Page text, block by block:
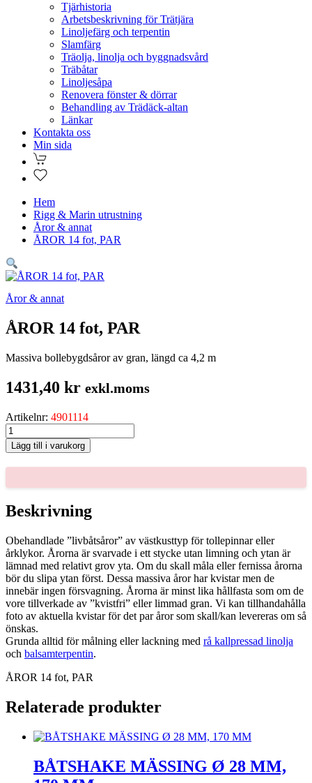
Tjärhistoria
Arbetsbeskrivning för Trätjära
Linoljefärg och terpentin
Slamfärg
Träolja, linolja och byggnadsvård
Träbåtar
Linoljesåpa
Renovera fönster & dörrar
Behandling av Trädäck-altan
Länkar
Kontakta oss
Min sida
Hem
Rigg & Marin utrustning
Åror & annat
ÅROR 14 fot, PAR
Åror & annat
ÅROR 14 fot, PAR
Massiva bollebygdsåror av gran, längd ca 4,2 m
1431,40 kr exkl.moms
Artikelnr: 4901114
ÅROR
14
fot,
PAR
Lägg till i varukorg
Beskrivning
Obehandlade ”livbåtsåror” av västkusttyp för tollepinnar eller
årklykor. Årorna är svarvade i ett stycke utan limning och ytan är
lämnad med relativt grov yta. Om du skall måla eller fernissa årorna
bör du slipa ytan först. Dessa massiva åror har kvistar men de
innebär ingen försvagning. Årorna är minst lika hållfasta som om de
vore tillverkade av ”kvistfri” eller limmad gran. Vi kan tillhandahålla
foto av aktuella kvistar för det par åror som skall/kan levereras om så
önskas.
Grunda alltid för målning eller lackning med rå kallpressad linolja
och balsamterpentin.
ÅROR 14 fot, PAR
Relaterade produkter
BÅTSHAKE MÄSSING Ø 28 MM,